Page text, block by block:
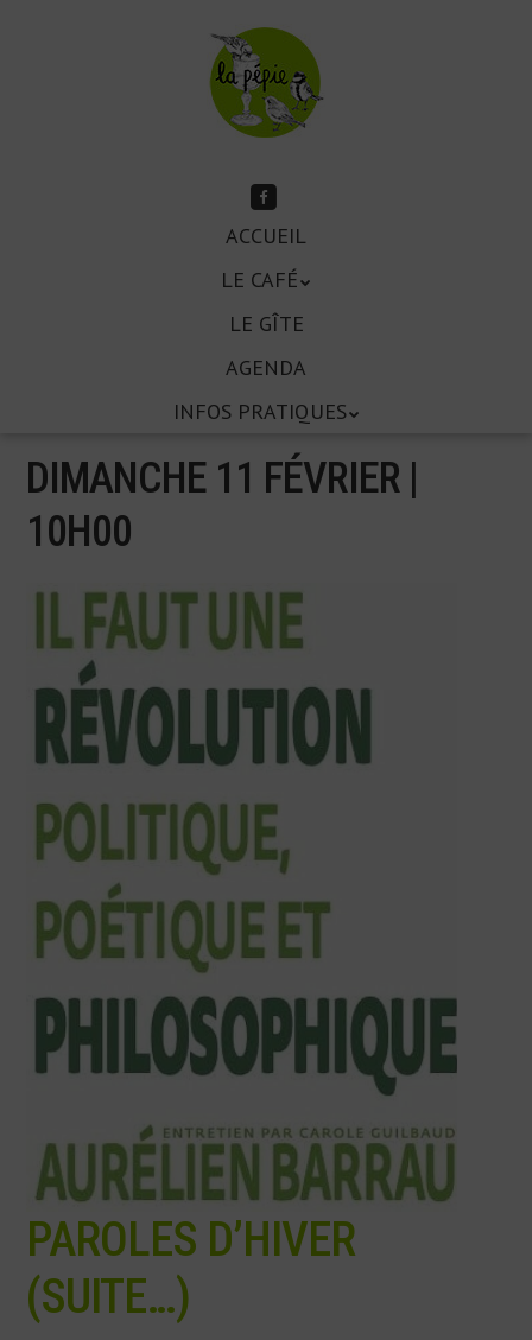
Facebook
ACCUEIL
LE CAFÉ
LE GÎTE
AGENDA
INFOS PRATIQUES
DIMANCHE 11 FÉVRIER |
10H00
PAROLES D’HIVER
(SUITE…)